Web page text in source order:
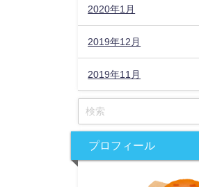
2020年1月
2019年12月
2019年11月
プロフィール